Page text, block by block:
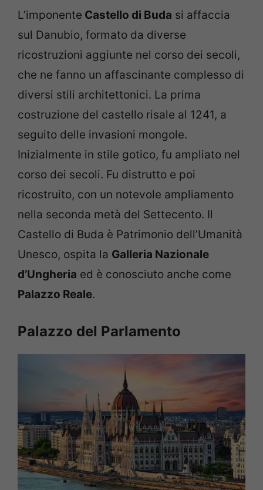
L’imponente Castello di Buda si affaccia
sul Danubio, formato da diverse
ricostruzioni aggiunte nel corso dei secoli,
che ne fanno un affascinante complesso di
diversi stili architettonici. La prima
costruzione del castello risale al 1241, a
seguito delle invasioni mongole.
Inizialmente in stile gotico, fu ampliato nel
corso dei secoli. Fu distrutto e poi
ricostruito, con un notevole ampliamento
nella seconda metà del Settecento. Il
Castello di Buda è Patrimonio dell’Umanità
Unesco, ospita la Galleria Nazionale
d’Ungheria ed è conosciuto anche come
Palazzo Reale.
Palazzo del Parlamento